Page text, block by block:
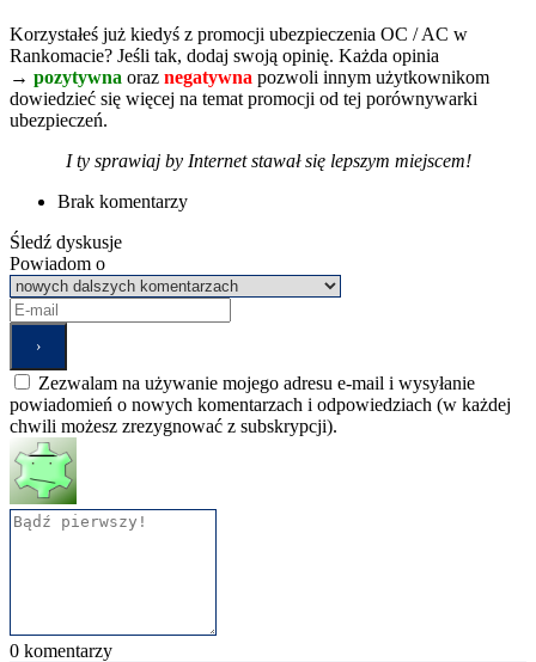
Korzystałeś już kiedyś z promocji ubezpieczenia OC / AC w
Rankomacie? Jeśli tak, dodaj swoją opinię. Każda opinia
→ pozytywna oraz negatywna pozwoli innym użytkownikom
dowiedzieć się więcej na temat promocji od tej porównywarki
ubezpieczeń.
I ty sprawiaj by Internet stawał się lepszym miejscem!
Brak komentarzy
Śledź dyskusje
Powiadom o
Zezwalam na używanie mojego adresu e-mail i wysyłanie
powiadomień o nowych komentarzach i odpowiedziach (w każdej
chwili możesz zrezygnować z subskrypcji).
0 komentarzy